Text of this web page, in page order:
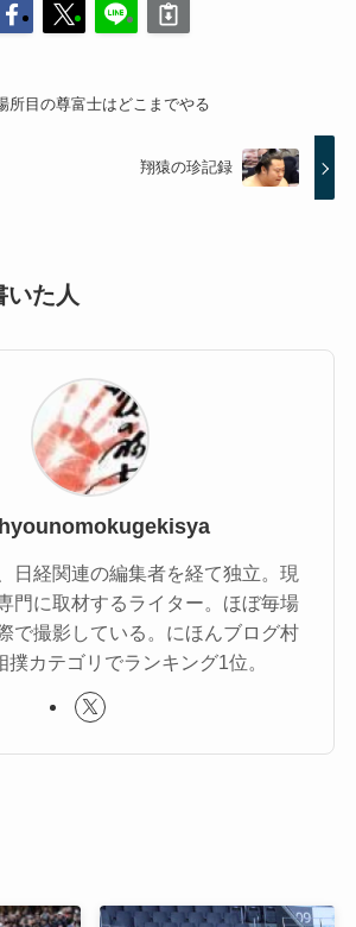
所目の尊富士はどこまでやる
翔猿の珍記録
いた人
日経関連の編集者を経て独立。現
門に取材するライター。ほぼ毎場
で撮影している。にほんブログ村
撲カテゴリでランキング1位。